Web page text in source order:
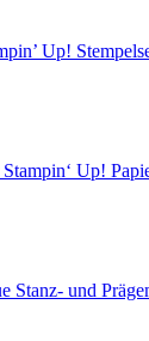
Up!
Up!
Stanz- und